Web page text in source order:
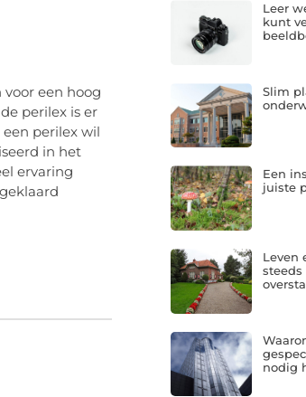
een hoog
perilex is er
perilex wil
in het
ervaring
Leer
kunt
Slim
Een
juiste
Leven
steeds
nodig